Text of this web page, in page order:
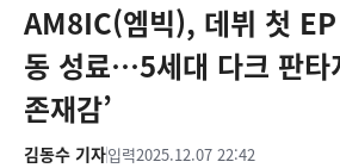
AM8IC(엠빅), 데뷔 첫
동 성료…5세대 다크 판타
존재감’
김동수 기자입력2025.12.07 22:42